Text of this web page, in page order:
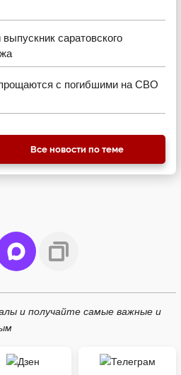
саратовского
с погибшими на СВО
Все новости по теме
и получайте самые важные и